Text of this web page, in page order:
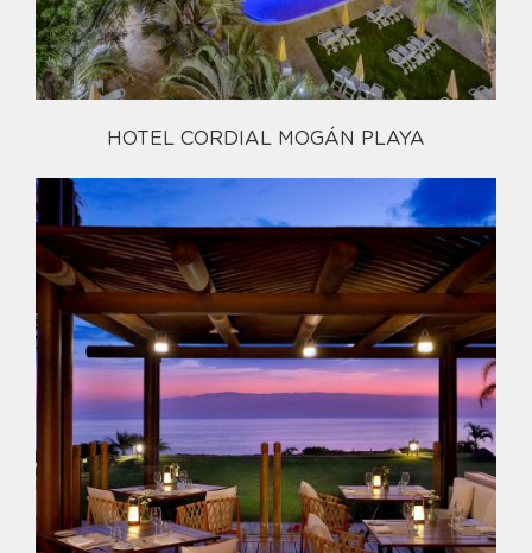
HOTEL CORDIAL MOGÁN PLAYA